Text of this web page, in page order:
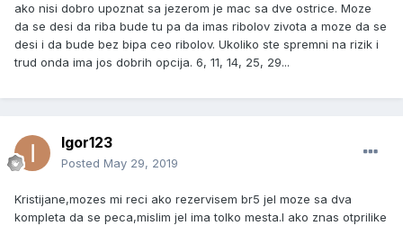
ako nisi dobro upoznat sa jezerom je mac sa dve ostrice. Moze
da se desi da riba bude tu pa da imas ribolov zivota a moze da se
desi i da bude bez bipa ceo ribolov. Ukoliko ste spremni na rizik i
trud onda ima jos dobrih opcija. 6, 11, 14, 25, 29...
Igor123
Posted May 29, 2019
Kristijane,mozes mi reci ako rezervisem br5 jel moze sa dva
kompleta da se peca,mislim jel ima tolko mesta.I ako znas otprilike